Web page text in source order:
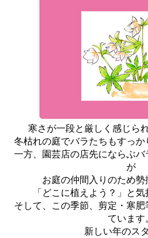
寒さが一段と厳しく感じら
冬枯れの庭でバラたちもすっか
一方、園芸店の店先にならぶ
が
お庭の仲間入りのため
「どこに植えよう？」と気
そして、この季節、剪定・寒
ています
新しい年のス